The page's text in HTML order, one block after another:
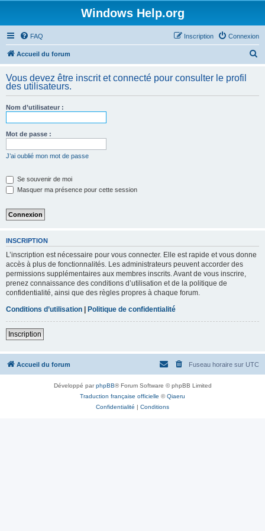
Windows Help.org
FAQ Connexion
Inscription
Accueil du forum
h
Vous devez être inscrit et connecté pour consulter le profil
des utilisateurs.
Nom d’utilisateur :
Mot de passe :
J’ai oublié mon mot de passe
Se souvenir de moi
Masquer ma présence pour cette session
INSCRIPTION
L’inscription est nécessaire pour vous connecter. Elle est rapide et vous donne
accès à plus de fonctionnalités. Les administrateurs peuvent accorder des
permissions supplémentaires aux membres inscrits. Avant de vous inscrire,
prenez connaissance des conditions d’utilisation et de la politique de
confidentialité, ainsi que des règles propres à chaque forum.
Conditions d’utilisation | Politique de confidentialité
Inscription
Accueil du forum Fuseau horaire sur UTC
Développé parphpBB® Forum Software © phpBB Limited
Traduction française officielle ©Qiaeru
Confidentialité | Conditions